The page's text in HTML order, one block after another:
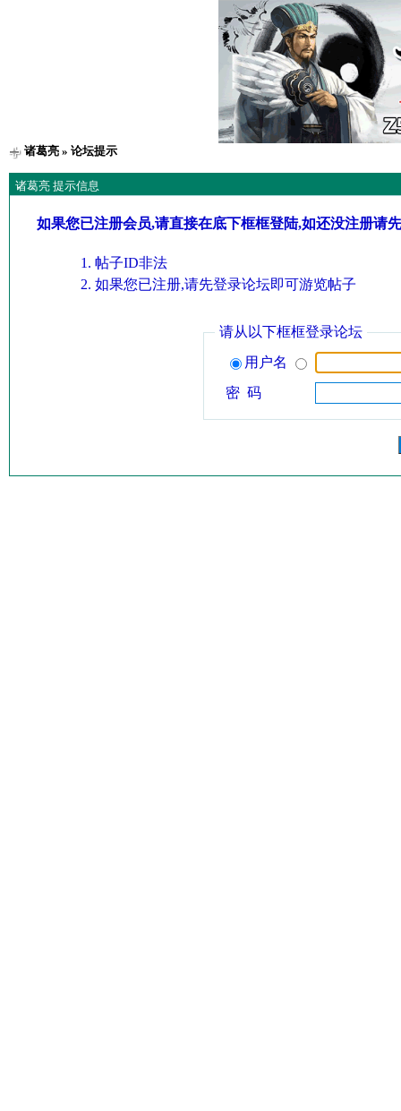
诸葛亮» 论坛提示
诸葛亮 提示信息
如果您已注册会员,请直接在底下框框登陆,如还没注册请
帖子ID非法
如果您已注册,请先登录论坛即可游览帖子
请从以下框框登录论坛
用户名
密 码